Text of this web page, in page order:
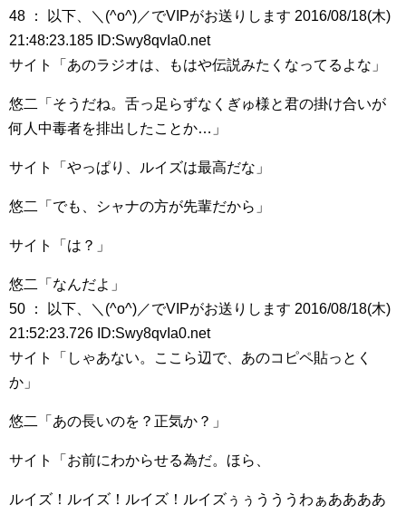
48 ： 以下、＼(^o^)／でVIPがお送りします 2016/08/18(木)
21:48:23.185 ID:Swy8qvIa0.net
サイト「あのラジオは、もはや伝説みたくなってるよな」
悠二「そうだね。舌っ足らずなくぎゅ様と君の掛け合いが
何人中毒者を排出したことか…」
サイト「やっぱり、ルイズは最高だな」
悠二「でも、シャナの方が先輩だから」
サイト「は？」
悠二「なんだよ」
50 ： 以下、＼(^o^)／でVIPがお送りします 2016/08/18(木)
21:52:23.726 ID:Swy8qvIa0.net
サイト「しゃあない。ここら辺で、あのコピペ貼っとく
か」
悠二「あの長いのを？正気か？」
サイト「お前にわからせる為だ。ほら、
ルイズ！ルイズ！ルイズ！ルイズぅぅうううわぁああああ